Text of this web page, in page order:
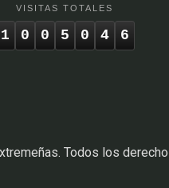
VISITAS TOTALES
1 0 0 5 0 4 6
Todos los